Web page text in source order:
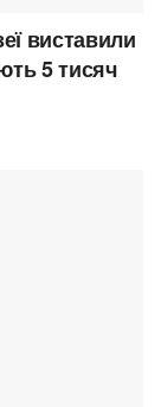
виставили
5 тисяч